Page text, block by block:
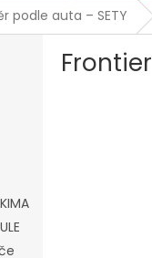
podle auta – SETY
Frontier